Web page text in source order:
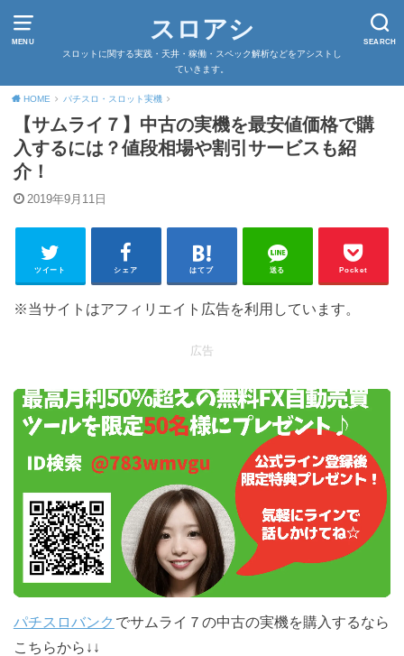
MENU SEARCH
スロアシ
スロットに関する実践・天井・稼働・スペック解析などをアシストし
ていきます。
HOME パチスロ・スロット実機
【サムライ７】中古の実機を最安値価格で購
入するには？値段相場や割引サービスも紹
介！
2019年9月11日
ツイート シェア はてブ 送る Pocket
※当サイトはアフィリエイト広告を利用しています。
広告
パチスロバンク でサムライ７の中古の実機を購入するなら
こちらから↓↓